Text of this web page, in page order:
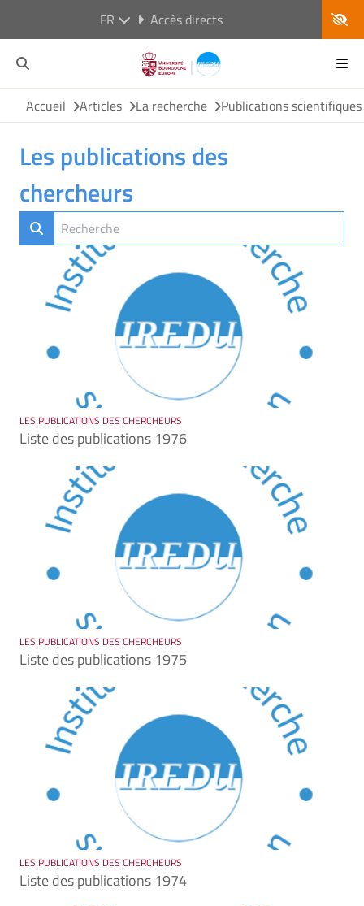
FR Accès directs
Accueil Articles La recherche Publications scientifiques
Les publications des
chercheurs
LES PUBLICATIONS DES CHERCHEURS
Liste des publications 1976
LES PUBLICATIONS DES CHERCHEURS
Liste des publications 1975
LES PUBLICATIONS DES CHERCHEURS
Liste des publications 1974